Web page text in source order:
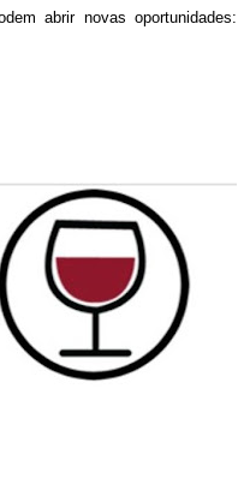
abrir novas oportunidades: